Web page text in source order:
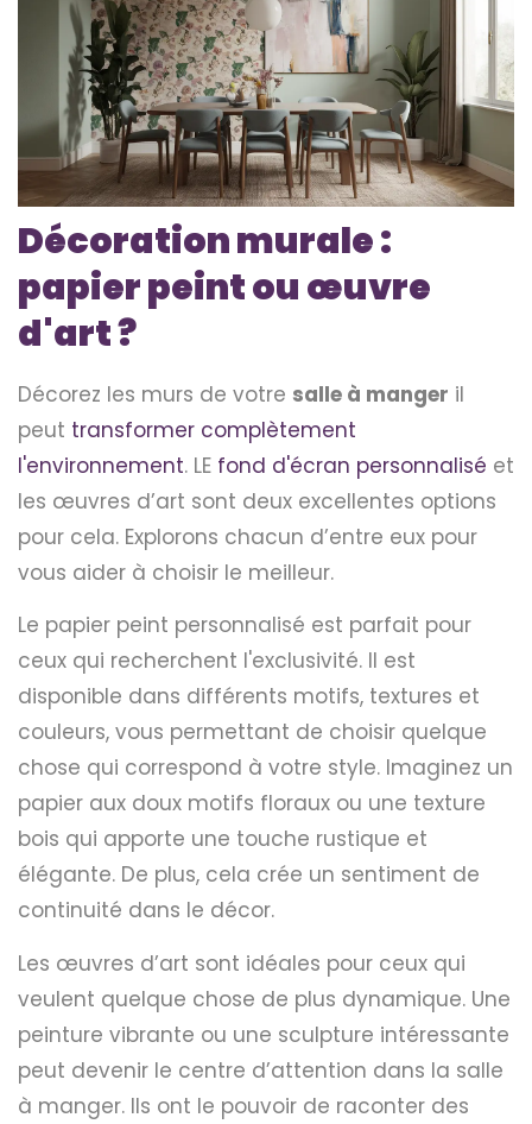
Décoration murale :
papier peint ou œuvre
d'art ?
Décorez les murs de votre salle à manger il
peut transformer complètement
l'environnement. LE fond d'écran personnalisé et
les œuvres d’art sont deux excellentes options
pour cela. Explorons chacun d’entre eux pour
vous aider à choisir le meilleur.
Le papier peint personnalisé est parfait pour
ceux qui recherchent l'exclusivité. Il est
disponible dans différents motifs, textures et
couleurs, vous permettant de choisir quelque
chose qui correspond à votre style. Imaginez un
papier aux doux motifs floraux ou une texture
bois qui apporte une touche rustique et
élégante. De plus, cela crée un sentiment de
continuité dans le décor.
Les œuvres d’art sont idéales pour ceux qui
veulent quelque chose de plus dynamique. Une
peinture vibrante ou une sculpture intéressante
peut devenir le centre d’attention dans la salle
à manger. Ils ont le pouvoir de raconter des